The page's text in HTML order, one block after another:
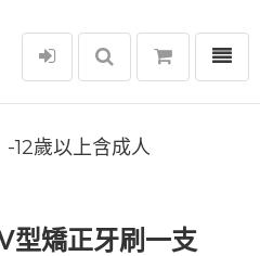
選單
12歲以上含成人
型矯正牙刷一支